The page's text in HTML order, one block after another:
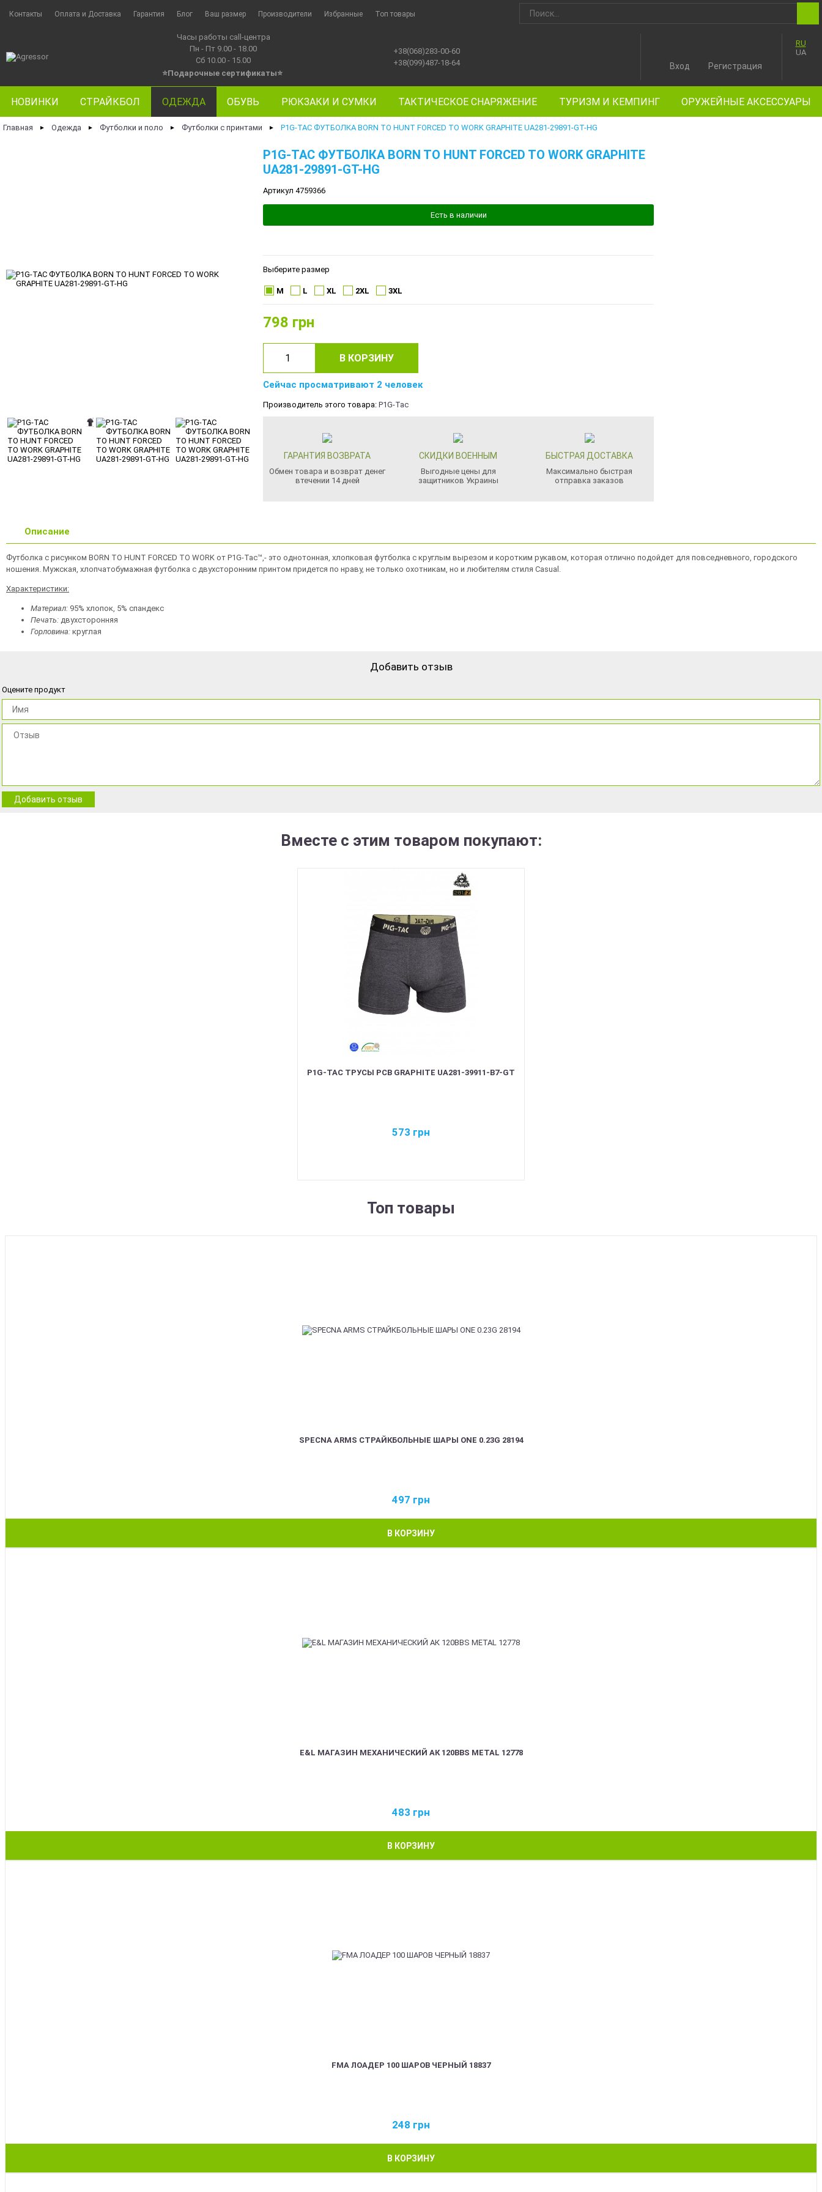
Контакты Оплата и Доставка Гарантия Блог Ваш размер Производители Избранные Топ товары
Часы работы call-центра
Пн - Пт 9.00 - 18.00
Сб 10.00 - 15.00
⭐Подарочные сертификаты⭐
+38(068)283-00-60
+38(099)487-18-64
RU
UA
Вход Регистрация
НОВИНКИ СТРАЙКБОЛ ОДЕЖДА ОБУВЬ РЮКЗАКИ И СУМКИ ТАКТИЧЕСКОЕ СНАРЯЖЕНИЕ ТУРИЗМ И КЕМПИНГ ОРУЖЕЙНЫЕ АКСЕССУАРЫ
Главная ► Одежда ► Футболки и поло ► Футболки с принтами ► P1G-TAC ФУТБОЛКА BORN TO HUNT FORCED TO WORK GRAPHITE UA281-29891-GT-HG
P1G-TAC ФУТБОЛКА BORN TO HUNT FORCED TO WORK GRAPHITE
UA281-29891-GT-HG
Артикул 4759366
Есть в наличии
Выберите размер
M L XL 2XL 3XL
798 грн
В КОРЗИНУ
Сейчас просматривают 2 человек
Производитель этого товара: P1G-Tac
ГАРАНТИЯ ВОЗВРАТА
Обмен товара и возврат денег
втечении 14 дней
СКИДКИ ВОЕННЫМ
Выгодные цены для
защитников Украины
БЫСТРАЯ ДОСТАВКА
Максимально быстрая
отправка заказов
Описание
Футболка с рисунком BORN TO HUNT FORCED TO WORK от P1G-Tac™,- это однотонная, хлопковая футболка с круглым вырезом и коротким рукавом, которая отлично подойдет для повседневного, городского
ношения. Мужская, хлопчатобумажная футболка с двухсторонним принтом придется по нраву, не только охотникам, но и любителям стиля Casual.
Характеристики:
Материал: 95% хлопок, 5% спандекс
Печать: двухсторонняя
Горловина: круглая
Добавить отзыв
Оцените продукт
Добавить отзыв
Вместе с этим товаром покупают:
P1G-TAC ТРУСЫ PCB GRAPHITE UA281-39911-B7-GT
573 грн
Топ товары
SPECNA ARMS СТРАЙКБОЛЬНЫЕ ШАРЫ ONE 0.23G 28194
497 грн
В КОРЗИНУ
E&L МАГАЗИН МЕХАНИЧЕСКИЙ АК 120BBS METAL 12778
483 грн
В КОРЗИНУ
FMA ЛОАДЕР 100 ШАРОВ ЧЕРНЫЙ 18837
248 грн
В КОРЗИНУ